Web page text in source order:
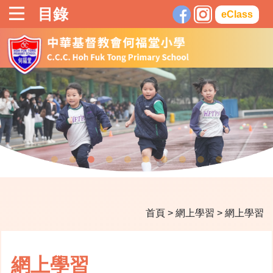
目錄 eClass
首頁 > 網上學習 > 網上學習
網上學習